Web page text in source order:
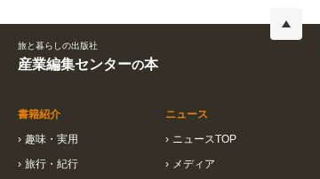
旅と暮らしの出版社
産業編集センターの本
書籍紹介
› 趣味・実用
› 旅行・紀行
ニュース
› ニュースTOP
› メディア